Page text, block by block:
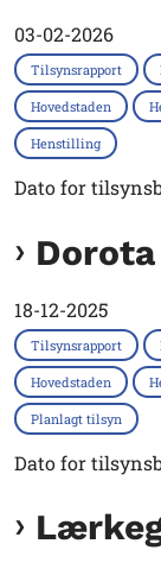
03-02-2026
Tilsynsrapport
Hovedstaden
Henstilling
Dato for
18-12-2025
Tilsynsrapport
Hovedstaden
Planlagt tilsyn
Dato for